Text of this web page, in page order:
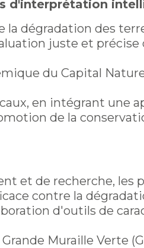
d'interprétation
dégradation des
juste et précise
du Capital
en intégrant une
de la
et de recherche, les
contre la
d'outils de
Muraille Verte